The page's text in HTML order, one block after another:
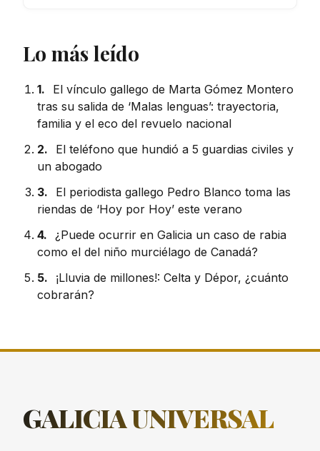
Lo más leído
1.
El vínculo gallego de Marta Gómez Montero
tras su salida de ‘Malas lenguas’: trayectoria,
familia y el eco del revuelo nacional
2.
El teléfono que hundió a 5 guardias civiles y
un abogado
3.
El periodista gallego Pedro Blanco toma las
riendas de ‘Hoy por Hoy’ este verano
4.
¿Puede ocurrir en Galicia un caso de rabia
como el del niño murciélago de Canadá?
5.
¡Lluvia de millones!: Celta y Dépor, ¿cuánto
cobrarán?
GALICIAUNIVERSAL